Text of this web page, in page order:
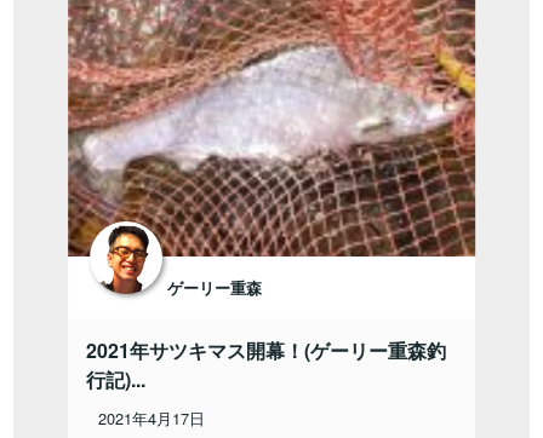
ゲーリー重森
2021年サツキマス開幕！(ゲーリー重森釣
行記)...
2021年4月17日